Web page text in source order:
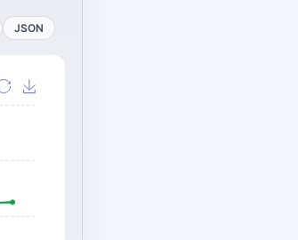
JSON